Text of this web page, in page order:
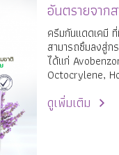
อันตรายจาก
ครีมกันแดดเคมี
สามารถซึมลงสู่ก
ได้แก่
Octocrylene,
กันแดดจากธรรม
เนียมไดออกไซด์
ดูเพิ่มเติม